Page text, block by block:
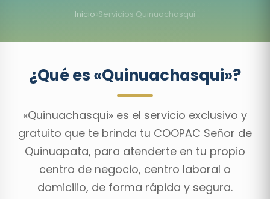
Inicio Servicios Quinuachasqui
¿Qué es «Quinuachasqui»?
«Quinuachasqui» es el servicio exclusivo y
gratuito que te brinda tu COOPAC Señor de
Quinuapata, para atenderte en tu propio
centro de negocio, centro laboral o
domicilio, de forma rápida y segura.